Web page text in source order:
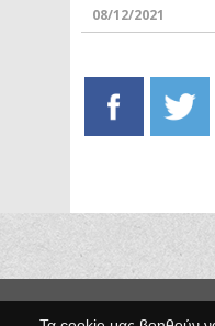
08/12/2021